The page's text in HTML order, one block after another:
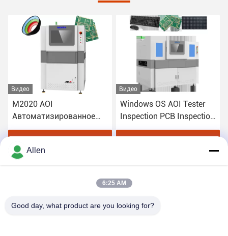
Видео
M2020 AOI
Автоматизированное
оборудование
SMT
Получите самую лучшую цену
Видео
Windows OS AOI Tester
Inspection PCB Inspection
Machine 2D и 3D
Allen
6:25 AM
Good day, what product are you looking for?